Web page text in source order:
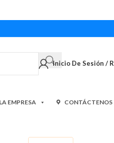
Inicio De Sesión /
LA EMPRESA CONTÁCTENOS